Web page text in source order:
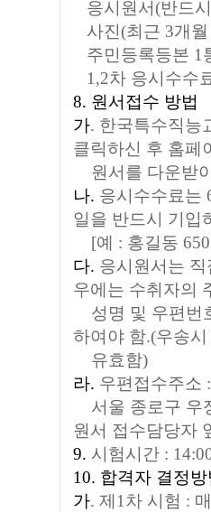
응시원서(반드
사진(최근 3개
주민등록등본 1
1,2차 응시수수
8. 원서접수 방법
가. 한국특수직능
클릭하신 후 홈페
원서를 다운받
나. 응시수수료는
일을 반드시 기입
[예 : 홍길동
다. 응시원서는
우에는 수취자의
성명 및 우편번
하여야 함.(우송
유효함)
라. 우편접수주소 :
서울 종로구 우
원서 접수담당자
9. 시험시간 :
10. 합격자 결정방
가. 제1차 시험 :